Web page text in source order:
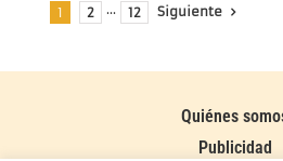
1 2 ··· 12 Siguiente
Quiénes
Publicidad